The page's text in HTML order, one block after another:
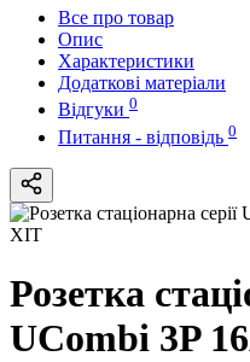
Все про товар
Опис
Характеристики
Додаткові матеріали
Відгуки 0
Питання - відповідь 0
ХІТ
Розетка
UСombi 3P